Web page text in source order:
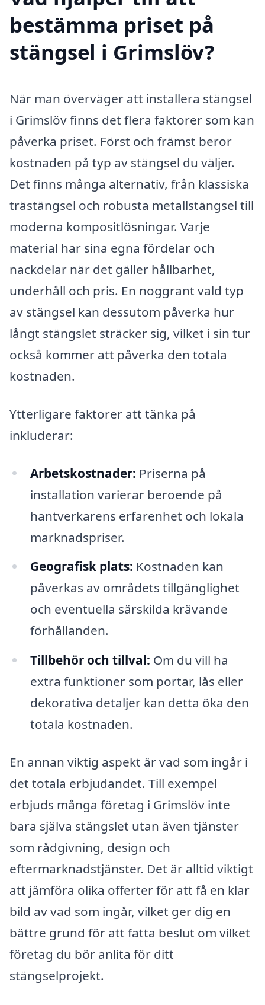
bestämma priset på
stängsel i Grimslöv?
När man överväger att installera stängsel
i Grimslöv finns det flera faktorer som kan
påverka priset. Först och främst beror
kostnaden på typ av stängsel du väljer.
Det finns många alternativ, från klassiska
trästängsel och robusta metallstängsel till
moderna kompositlösningar. Varje
material har sina egna fördelar och
nackdelar när det gäller hållbarhet,
underhåll och pris. En noggrant vald typ
av stängsel kan dessutom påverka hur
långt stängslet sträcker sig, vilket i sin tur
också kommer att påverka den totala
kostnaden.
Ytterligare faktorer att tänka på
inkluderar:
Arbetskostnader: Priserna på
installation varierar beroende på
hantverkarens erfarenhet och lokala
marknadspriser.
Geografisk plats: Kostnaden kan
påverkas av områdets tillgänglighet
och eventuella särskilda krävande
förhållanden.
Tillbehör och tillval: Om du vill ha
extra funktioner som portar, lås eller
dekorativa detaljer kan detta öka den
totala kostnaden.
En annan viktig aspekt är vad som ingår i
det totala erbjudandet. Till exempel
erbjuds många företag i Grimslöv inte
bara själva stängslet utan även tjänster
som rådgivning, design och
eftermarknadstjänster. Det är alltid viktigt
att jämföra olika offerter för att få en klar
bild av vad som ingår, vilket ger dig en
bättre grund för att fatta beslut om vilket
företag du bör anlita för ditt
stängselprojekt.